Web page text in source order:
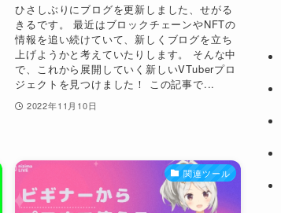
ひさしぶりにブログを更新しました、せがる
きるです。 最近はブロックチェーンやNFTの
情報を追い続けていて、新しくブログを立ち
上げようかと考えていたりします。 そんな中
で、これから展開していく新しいVTuberプロ
ジェクトを見つけました！ この記事で...
2022年11月10日
関連ツール